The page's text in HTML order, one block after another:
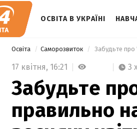
ОСВІТА В УКРАЇНІ
Освіта Саморозвиток
17 квітня, 16:21 3
Забудьте
правильно